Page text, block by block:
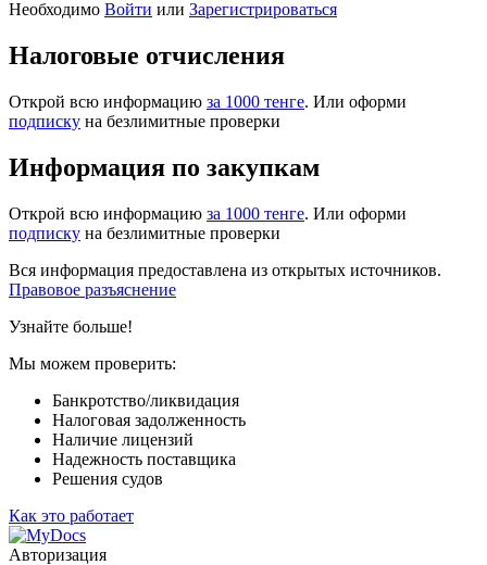
Необходимо Войти или Зарегистрироваться
Налоговые отчисления
Открой всю информацию за 1000 тенге. Или оформи
подписку на безлимитные проверки
Информация по закупкам
Открой всю информацию за 1000 тенге. Или оформи
подписку на безлимитные проверки
Вся информация предоставлена из открытых источников.
Правовое разъяснение
Узнайте больше!
Мы можем проверить:
Банкротство/ликвидация
Налоговая задолженность
Наличие лицензий
Надежность поставщика
Решения судов
Как это работает
Авторизация